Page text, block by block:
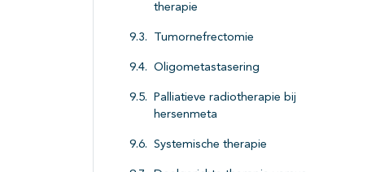
therapie
Tumornefrectomie
Oligometastasering
Palliatieve radiotherapie bij
hersenmeta
Systemische therapie